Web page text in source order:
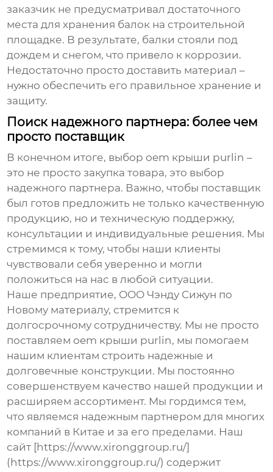
заказчик не предусматривал достаточного
места для хранения балок на строительной
площадке. В результате, балки стояли под
дождем и снегом, что привело к коррозии.
Недостаточно просто доставить материал –
нужно обеспечить его правильное хранение и
защиту.
Поиск надежного партнера: более чем
просто поставщик
В конечном итоге, выборoem крыши purlin –
это не просто закупка товара, это выбор
надежного партнера. Важно, чтобы поставщик
был готов предложить не только качественную
продукцию, но и техническую поддержку,
консультации и индивидуальные решения. Мы
стремимся к тому, чтобы наши клиенты
чувствовали себя уверенно и могли
положиться на нас в любой ситуации.
Наше предприятие, ООО Чэнду Сижун по
Новому материалу, стремится к
долгосрочному сотрудничеству. Мы не просто
поставляемoem крыши purlin, мы помогаем
нашим клиентам строить надежные и
долговечные конструкции. Мы постоянно
совершенствуем качество нашей продукции и
расширяем ассортимент. Мы гордимся тем,
что являемся надежным партнером для многих
компаний в Китае и за его пределами. Наш
сайт [https://www.xironggroup.ru/]
(https://www.xironggroup.ru/) содержит